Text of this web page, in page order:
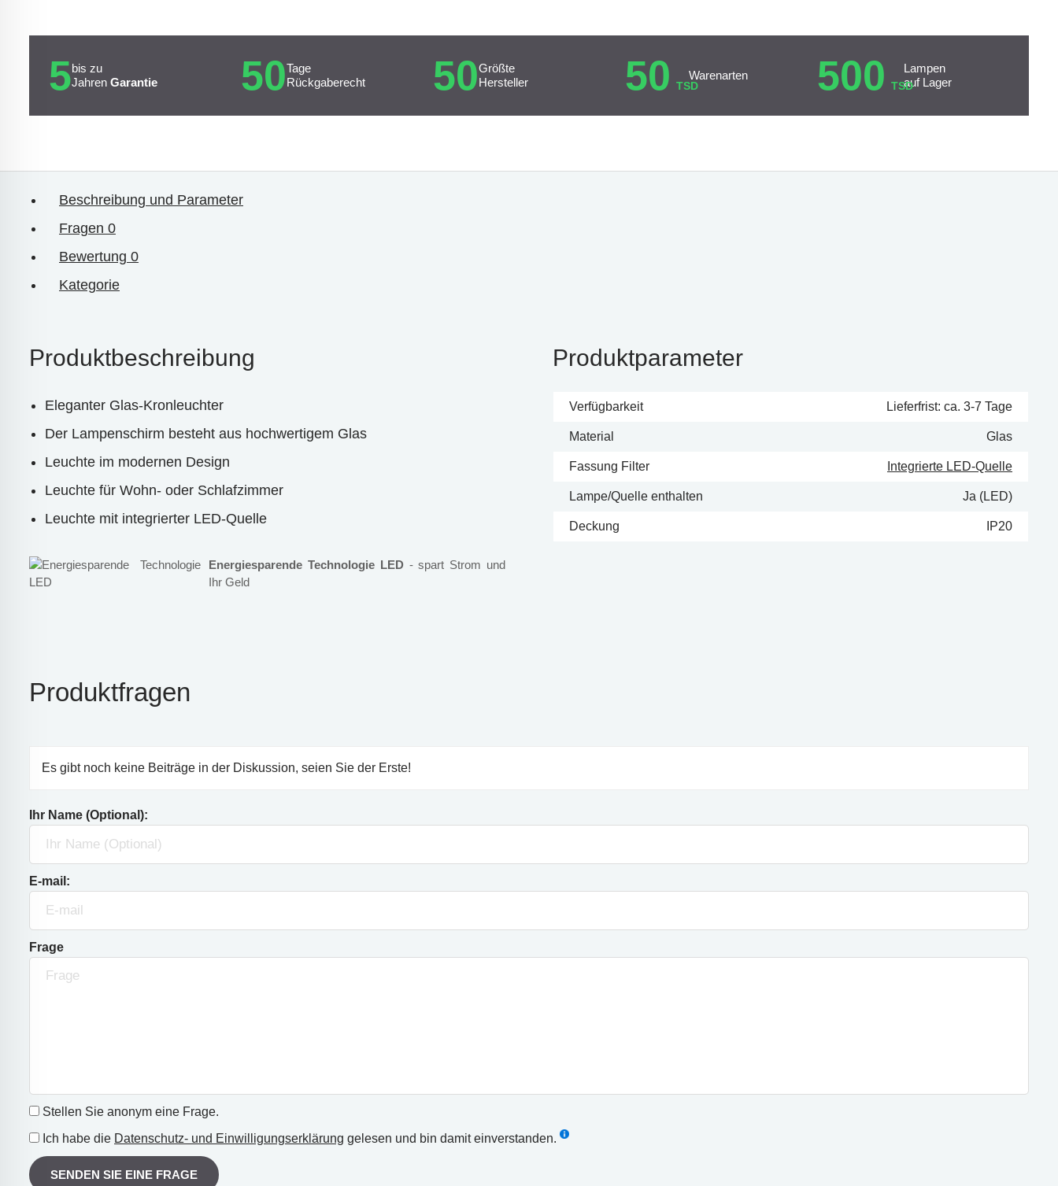
5bis zu
Jahren Garantie 50Tage
Rückgaberecht
50Größte
Hersteller
50 TSD
Warenarten 500 TSD
Lampen
auf Lager
Beschreibung und Parameter
Fragen 0
Bewertung 0
Kategorie
Produktbeschreibung
Eleganter Glas-Kronleuchter
Der Lampenschirm besteht aus hochwertigem Glas
Leuchte im modernen Design
Leuchte für Wohn- oder Schlafzimmer
Leuchte mit integrierter LED-Quelle
Energiesparende Technologie LED- spart Strom und
Ihr Geld
Produktparameter
Verfügbarkeit Lieferfrist: ca. 3-7 Tage
Material Glas
Fassung Filter Integrierte LED-Quelle
Lampe/Quelle enthalten Ja (LED)
Deckung IP20
Produktfragen
Es gibt noch keine Beiträge in der Diskussion, seien Sie der Erste!
Ihr Name (Optional):
E-mail:
Frage
Stellen Sie anonym eine Frage.
Ich habe die Datenschutz- und Einwilligungserklärung gelesen und bin damit einverstanden.
SENDEN SIE EINE FRAGE